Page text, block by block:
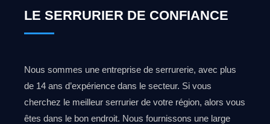
LE SERRURIER DE CONFIANCE
Nous sommes une entreprise de serrurerie, avec plus
de 14 ans d’expérience dans le secteur. Si vous
cherchez le meilleur serrurier de votre région, alors vous
êtes dans le bon endroit. Nous fournissons une large